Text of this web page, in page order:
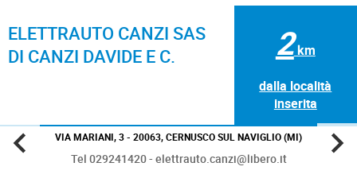
ELETTRAUTO CANZI SAS
DI CANZI DAVIDE E C.
2km
dalla località
inserita
VIA MARIANI, 3 - 20063, CERNUSCO SUL NAVIGLIO (MI)
Tel 029241420 - elettrauto.canzi@libero.it